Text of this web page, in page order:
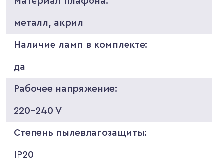
металл, акрил
Наличие ламп в комплекте:
да
Рабочее напряжение:
220-240 V
Степень пылевлагозащиты:
IP20